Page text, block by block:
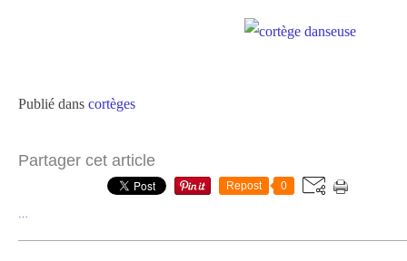
Publié dans cortèges
Partager cet article
Repost 0